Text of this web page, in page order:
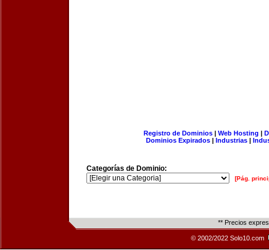
Registro de Dominios| Web Hosting |
Dominios Expirados | Industrias |
Categorías de Dominio:
[Pág.
** Precios
© 2002/2022 Solo10.com